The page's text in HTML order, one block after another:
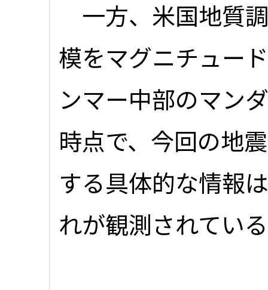
一方、米国地質
模をマグニチュー
ンマー中部のマン
時点で、今回の地
する具体的な情報
れが観測されてい